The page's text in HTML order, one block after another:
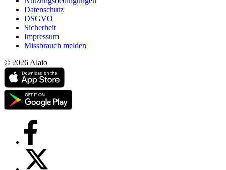
Datenschutz
DSGVO
Sicherheit
Impressum
Missbrauch melden
© 2026 Alaio